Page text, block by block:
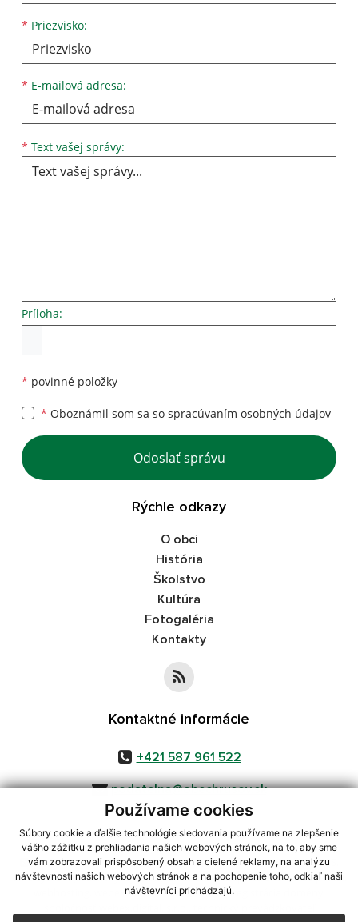
Používame cookies
Súbory cookie a ďalšie technológie sledovania používame na zlepšenie
vášho zážitku z prehliadania našich webových stránok, na to, aby sme
vám zobrazovali prispôsobený obsah a cielené reklamy, na analýzu
návštevnosti našich webových stránok a na pochopenie toho, odkiaľ naši
návštevníci prichádzajú.
* Priezvisko:
* E-mailová adresa:
* Text vašej správy:
Príloha:
* povinné položky
* Oboznámil som sa so spracúvaním osobných údajov
Odoslať správu
Rýchle odkazy
O obci
História
Školstvo
Kultúra
Fotogaléria
Kontakty
Kontaktné informácie
+421 587 961 522
podatelna@obechrusov.sk
využite možnosť získavania aktuálnych informácií s využitím RSS
CMS systém (redakčný) systém ECHELON 2,Mapa stránok,web portál
webex.digital, s.r.o.,domény,registrácia domény